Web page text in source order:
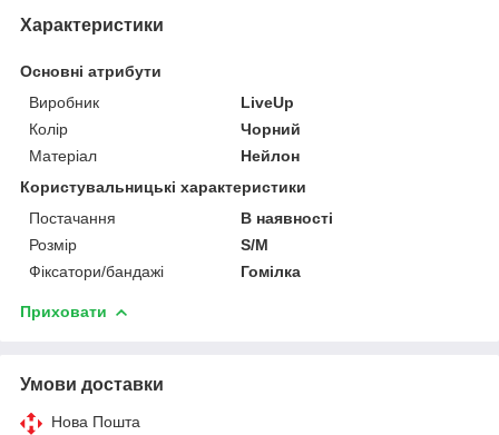
Характеристики
Основні атрибути
Виробник
LiveUp
Колір
Чорний
Матеріал
Нейлон
Користувальницькі характеристики
Постачання
В наявності
Розмір
S/M
Фіксатори/бандажі
Гомілка
Приховати
Умови доставки
Нова Пошта